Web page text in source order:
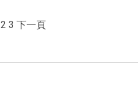
2 3 下一頁